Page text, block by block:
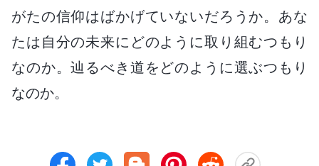
がたの信仰はばかげていないだろうか。あな
たは自分の未来にどのように取り組むつもり
なのか。辿るべき道をどのように選ぶつもり
なのか。